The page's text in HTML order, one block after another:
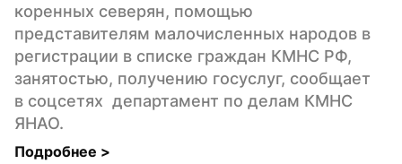
коренных северян, помощью
представителям малочисленных народов в
регистрации в списке граждан КМНС РФ,
занятостью, получению госуслуг, сообщает
в соцсетях  департамент по делам КМНС
ЯНАО.
Подробнее >